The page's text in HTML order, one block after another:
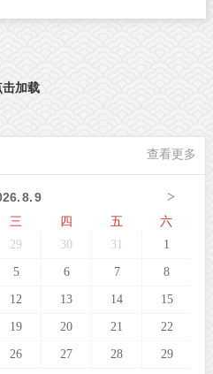
免疫细胞之间的“神秘对话”，唤
为结直肠癌的临床治疗提供了新
表现突出。然而，85%以上的
）“冷肿瘤”，其肿瘤微环境中
的主
击加载
查看更多
>
.8.9
三 四 五 六
29 30 31 1
5 6 7 8
12 13 14 15
19 20 21 22
26 27 28 29